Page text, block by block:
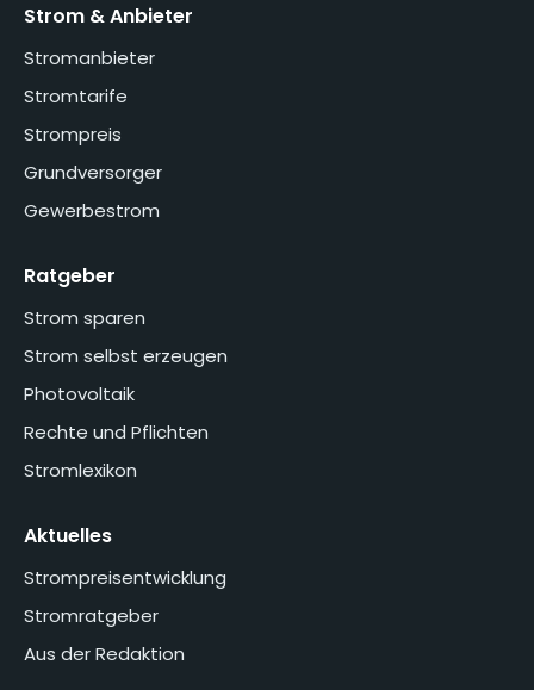
Strom & Anbieter
Stromanbieter
Stromtarife
Strompreis
Grundversorger
Gewerbestrom
Ratgeber
Strom sparen
Strom selbst erzeugen
Photovoltaik
Rechte und Pflichten
Stromlexikon
Aktuelles
Strompreisentwicklung
Stromratgeber
Aus der Redaktion